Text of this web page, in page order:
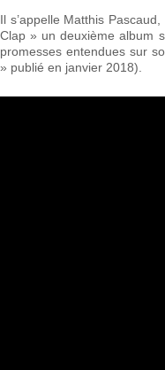
Il s’appelle Matthis
Clap » un deuxième album
promesses entendues sur
» publié en janvier 2018).